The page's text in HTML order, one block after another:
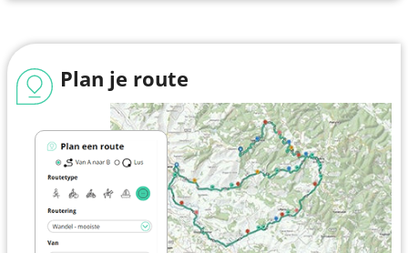
Plan je route